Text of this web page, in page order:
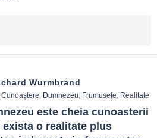
Wurmbrand
Cunoaștere, Dumnezeu, Frumusețe, Realitate
este cheia cunoasterii
o realitate plus